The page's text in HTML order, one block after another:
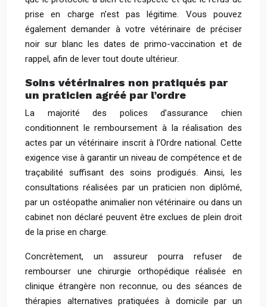
prise en charge n’est pas légitime. Vous pouvez
également demander à votre vétérinaire de préciser
noir sur blanc les dates de primo-vaccination et de
rappel, afin de lever tout doute ultérieur.
Soins vétérinaires non pratiqués par
un praticien agréé par l’ordre
La majorité des polices d’assurance chien
conditionnent le remboursement à la réalisation des
actes par un vétérinaire inscrit à l’Ordre national. Cette
exigence vise à garantir un niveau de compétence et de
traçabilité suffisant des soins prodigués. Ainsi, les
consultations réalisées par un praticien non diplômé,
par un ostéopathe animalier non vétérinaire ou dans un
cabinet non déclaré peuvent être exclues de plein droit
de la prise en charge.
Concrètement, un assureur pourra refuser de
rembourser une chirurgie orthopédique réalisée en
clinique étrangère non reconnue, ou des séances de
thérapies alternatives pratiquées à domicile par un